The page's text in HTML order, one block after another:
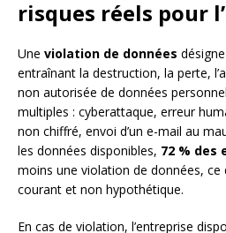
risques réels pour
Une violation de données
entraînant la destruction, la perte,
non autorisée de données
multiples : cyberattaque, erreur
non chiffré, envoi d’un e-mail au
les données disponibles, 72 % des
moins une violation de données, ce
courant et non hypothétique.
En cas de violation, l’entreprise